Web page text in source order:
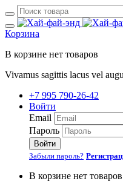
Корзина
В корзине нет товаров
Vivamus sagittis lacus vel
+7 995 790-26-42
Войти
Email
Пароль
Войти
Забыли пароль?
В корзине нет товаров